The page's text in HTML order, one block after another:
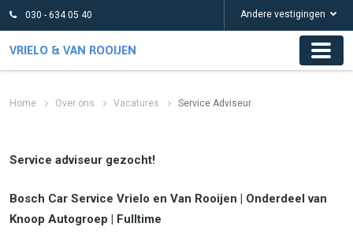
030 - 634 05 40 Andere vestigingen
VRIELO & VAN ROOIJEN
Home Over ons Vacatures Service Adviseur
Service adviseur gezocht!
Bosch Car Service Vrielo en Van Rooijen | Onderdeel van
Knoop Autogroep | Fulltime